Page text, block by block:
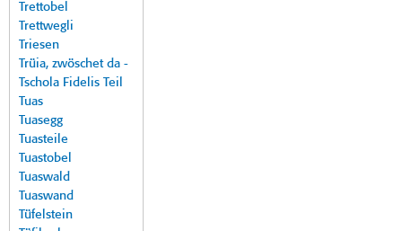
Trettobel
Trettwegli
Triesen
Trüia, zwöschet da -
Tschola Fidelis Teil
Tuas
Tuasegg
Tuasteile
Tuastobel
Tuaswald
Tuaswand
Tüfelstein